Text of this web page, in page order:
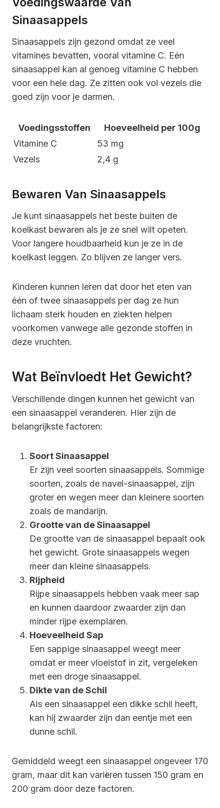
Sinaasappels
Sinaasappels zijn gezond omdat ze veel
vitamines bevatten, vooral vitamine C. Eén
sinaasappel kan al genoeg vitamine C hebben
voor een hele dag. Ze zitten ook vol vezels die
goed zijn voor je darmen.
Voedingsstoffen
Hoeveelheid per 100g
Vitamine C
53 mg
Vezels
2,4 g
Bewaren Van Sinaasappels
Je kunt sinaasappels het beste buiten de
koelkast bewaren als je ze snel wilt opeten.
Voor langere houdbaarheid kun je ze in de
koelkast leggen. Zo blijven ze langer vers.
Kinderen kunnen leren dat door het eten van
één of twee sinaasappels per dag ze hun
lichaam sterk houden en ziekten helpen
voorkomen vanwege alle gezonde stoffen in
deze vruchten.
Wat Beïnvloedt Het Gewicht?
Verschillende dingen kunnen het gewicht van
een sinaasappel veranderen. Hier zijn de
belangrijkste factoren:
Soort Sinaasappel
Er zijn veel soorten sinaasappels. Sommige
soorten, zoals de navel-sinaasappel, zijn
groter en wegen meer dan kleinere soorten
zoals de mandarijn.
Grootte van de Sinaasappel
De grootte van de sinaasappel bepaalt ook
het gewicht. Grote sinaasappels wegen
meer dan kleine sinaasappels.
Rijpheid
Rijpe sinaasappels hebben vaak meer sap
en kunnen daardoor zwaarder zijn dan
minder rijpe exemplaren.
Hoeveelheid Sap
Een sappige sinaasappel weegt meer
omdat er meer vloeistof in zit, vergeleken
met een droge sinaasappel.
Dikte van de Schil
Als een sinaasappel een dikke schil heeft,
kan hij zwaarder zijn dan eentje met een
dunne schil.
Gemiddeld weegt een sinaasappel ongeveer 170
gram, maar dit kan variëren tussen 150 gram en
200 gram door deze factoren.